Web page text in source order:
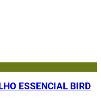
ESSENCIAL BIRD